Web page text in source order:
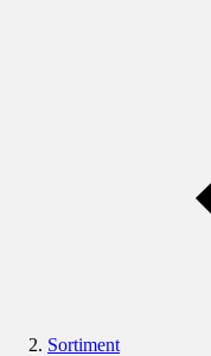
Sortiment